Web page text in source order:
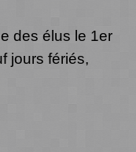
des élus le 1er
jours fériés,